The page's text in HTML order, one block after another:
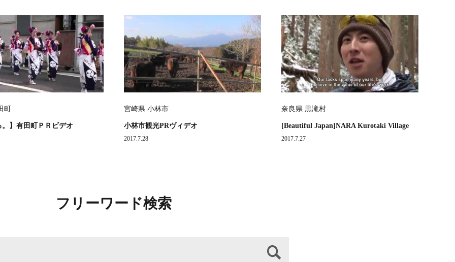
】有田町ＰＲビデオ
宮崎県 小林市
小林市観光PRヴィデオ
2017.7.28
奈良県 黒滝村
[Beautiful Japan]NARA Kurotaki Village
2017.7.27
フリーワード検索